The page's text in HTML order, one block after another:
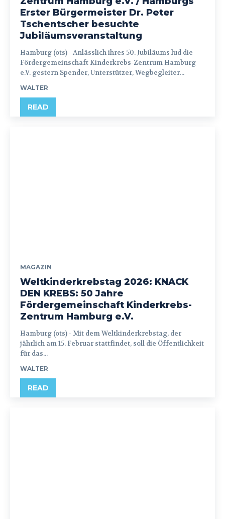
Erster Bürgermeister Dr. Peter
Tschentscher besuchte
Jubiläumsveranstaltung
Hamburg (ots) - Anlässlich ihres 50. Jubiläums lud die
Fördergemeinschaft Kinderkrebs-Zentrum Hamburg
e.V. gestern Spender, Unterstützer, Wegbegleiter...
WALTER
READ
MAGAZIN
Weltkinderkrebstag 2026: KNACK
DEN KREBS: 50 Jahre
Fördergemeinschaft Kinderkrebs-
Zentrum Hamburg e.V.
Hamburg (ots) - Mit dem Weltkinderkrebstag, der
jährlich am 15. Februar stattfindet, soll die Öffentlichkeit
für das...
WALTER
READ